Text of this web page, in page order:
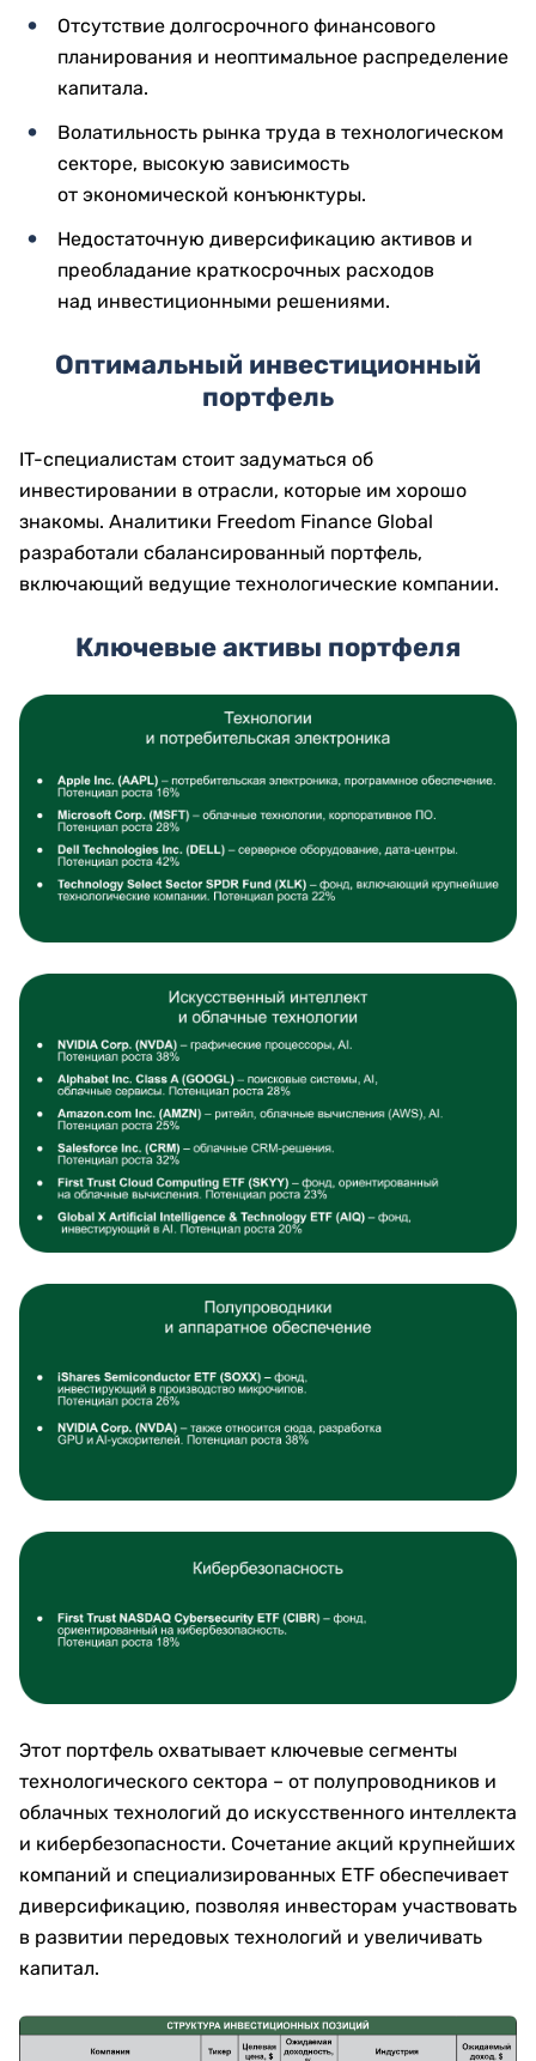
Отсутствие долгосрочного финансового
планирования и неоптимальное распределение
капитала.
Волатильность рынка труда в технологическом
секторе, высокую зависимость
от экономической конъюнктуры.
Недостаточную диверсификацию активов и
преобладание краткосрочных расходов
над инвестиционными решениями.
Оптимальный инвестиционный
портфель
IT-специалистам стоит задуматься об
инвестировании в отрасли, которые им хорошо
знакомы. Аналитики Freedom Finance Global
разработали сбалансированный портфель,
включающий ведущие технологические компании.
Ключевые активы портфеля
Этот портфель охватывает ключевые сегменты
технологического сектора – от полупроводников и
облачных технологий до искусственного интеллекта
и кибербезопасности. Сочетание акций крупнейших
компаний и специализированных ETF обеспечивает
диверсификацию, позволяя инвесторам участвовать
в развитии передовых технологий и увеличивать
капитал.